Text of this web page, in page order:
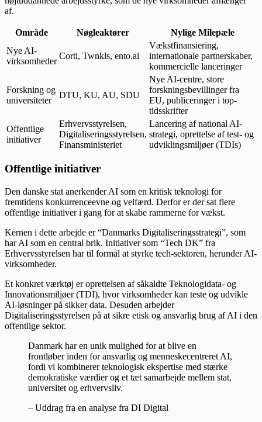
af.
Område Nøgleaktører
Nylige Milepæle
Nye AI-
virksomheder
Corti, Twnkls, ento.ai
Vækstfinansiering,
internationale partnerskaber,
kommercielle lanceringer
Forskning og
universiteter
DTU, KU, AU, SDU
Nye AI-centre, store
forskningsbevillinger fra
EU, publiceringer i top-
tidsskrifter
Offentlige
initiativer
Erhvervsstyrelsen,
Digitaliseringsstyrelsen,
Finansministeriet
Lancering af national AI-
strategi, oprettelse af test- og
udviklingsmiljøer (TDIs)
Offentlige initiativer
Den danske stat anerkender AI som en kritisk teknologi for
fremtidens konkurrenceevne og velfærd. Derfor er der sat flere
offentlige initiativer i gang for at skabe rammerne for vækst.
Kernen i dette arbejde er “Danmarks Digitaliseringsstrategi”, som
har AI som en central brik. Initiativer som “Tech DK” fra
Erhvervsstyrelsen har til formål at styrke tech-sektoren, herunder AI-
virksomheder.
Et konkret værktøj er oprettelsen af såkaldte Teknologidata- og
Innovationsmiljøer (TDI), hvor virksomheder kan teste og udvikle
AI-løsninger på sikker data. Desuden arbejder
Digitaliseringsstyrelsen på at sikre etisk og ansvarlig brug af AI i den
offentlige sektor.
Danmark har en unik mulighed for at blive en
frontløber inden for ansvarlig og menneskecentreret AI,
fordi vi kombinerer teknologisk ekspertise med stærke
demokratiske værdier og et tæt samarbejde mellem stat,
universitet og erhvervsliv.
– Uddrag fra en analyse fra DI Digital